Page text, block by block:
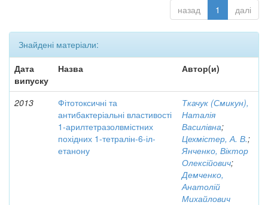
назад 1 далі
Знайдені матеріали:
Дата
випуску
Назва Автор(и)
2013
Фітотоксичні та
антибактеріальні властивості
1-арилтетразолвмістних
похідних 1-тетралін-6-іл-
етанону
Ткачук (Смикун),
Наталія
Василівна;
Цехмістер, А. В.;
Янченко, Віктор
Олексійович;
Демченко,
Анатолій
Михайлович